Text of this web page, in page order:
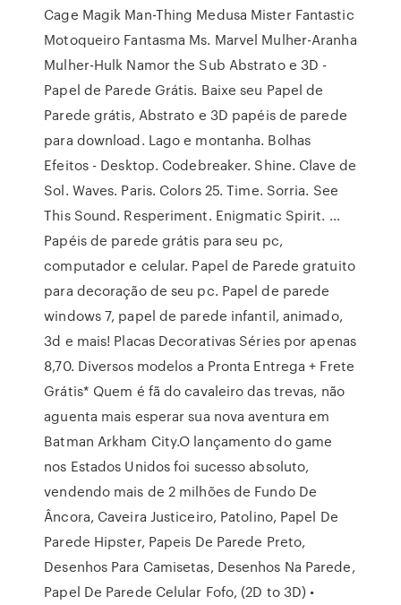
Cage Magik Man-Thing Medusa Mister Fantastic
Motoqueiro Fantasma Ms. Marvel Mulher-Aranha
Mulher-Hulk Namor the Sub Abstrato e 3D -
Papel de Parede Grátis. Baixe seu Papel de
Parede grátis, Abstrato e 3D papéis de parede
para download. Lago e montanha. Bolhas
Efeitos - Desktop. Codebreaker. Shine. Clave de
Sol. Waves. Paris. Colors 25. Time. Sorria. See
This Sound. Resperiment. Enigmatic Spirit. …
Papéis de parede grátis para seu pc,
computador e celular. Papel de Parede gratuito
para decoração de seu pc. Papel de parede
windows 7, papel de parede infantil, animado,
3d e mais! Placas Decorativas Séries por apenas
8,70. Diversos modelos a Pronta Entrega + Frete
Grátis* Quem é fã do cavaleiro das trevas, não
aguenta mais esperar sua nova aventura em
Batman Arkham City.O lançamento do game
nos Estados Unidos foi sucesso absoluto,
vendendo mais de 2 milhões de Fundo De
Âncora, Caveira Justiceiro, Patolino, Papel De
Parede Hipster, Papeis De Parede Preto,
Desenhos Para Camisetas, Desenhos Na Parede,
Papel De Parede Celular Fofo, (2D to 3D) •